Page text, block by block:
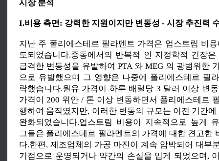
시장 분석
I.비용 측면: 강력한 지원이지만 변동성 - 시장 추진력
지난 주 폴리에스테르 필라멘트 가격은 업스트림 비
도되었습니다.중동에서의 반복적 인 지정학적 긴장
급격한 변동성을 유발하여 PTA 와 MEG 의 광범위한
으로 유발했으며 그 영향은 나중에 폴리에스테르 필
락했습니다.원유 가격이 하루 배럴당 3 달러 이상 변
가격이 200 위안 / 톤 이상 변동하면서 폴리에스테르
행하여 움직였지만, 이러한 변동의 규모는 이전 기간
완화되었습니다.업스트림 비용이 지속적으로 높게
그들은 폴리에스테르 필라멘트의 가격에 대한 견고한
다.한편, 제조업체의 가공 마진이 계속 압박되어 대부
기점으로 운영되거나 약간의 손실을 입게 되었으며,